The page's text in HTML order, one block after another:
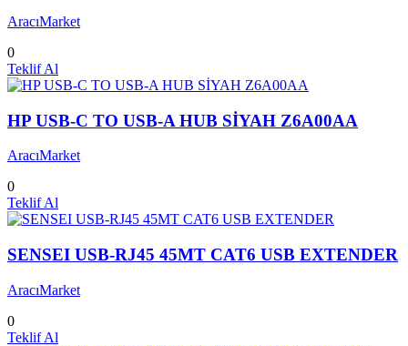
AracıMarket
0
Teklif Al
HP USB-C TO USB-A HUB SİYAH Z6A00AA
AracıMarket
0
Teklif Al
SENSEI USB-RJ45 45MT CAT6 USB EXTENDER
AracıMarket
0
Teklif Al